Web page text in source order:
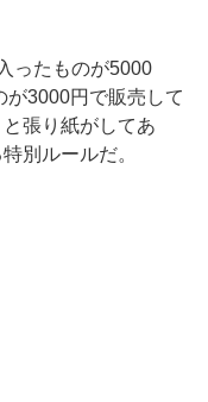
ったものが5000
が3000円で販売して
張り紙がしてあ
別ルールだ。